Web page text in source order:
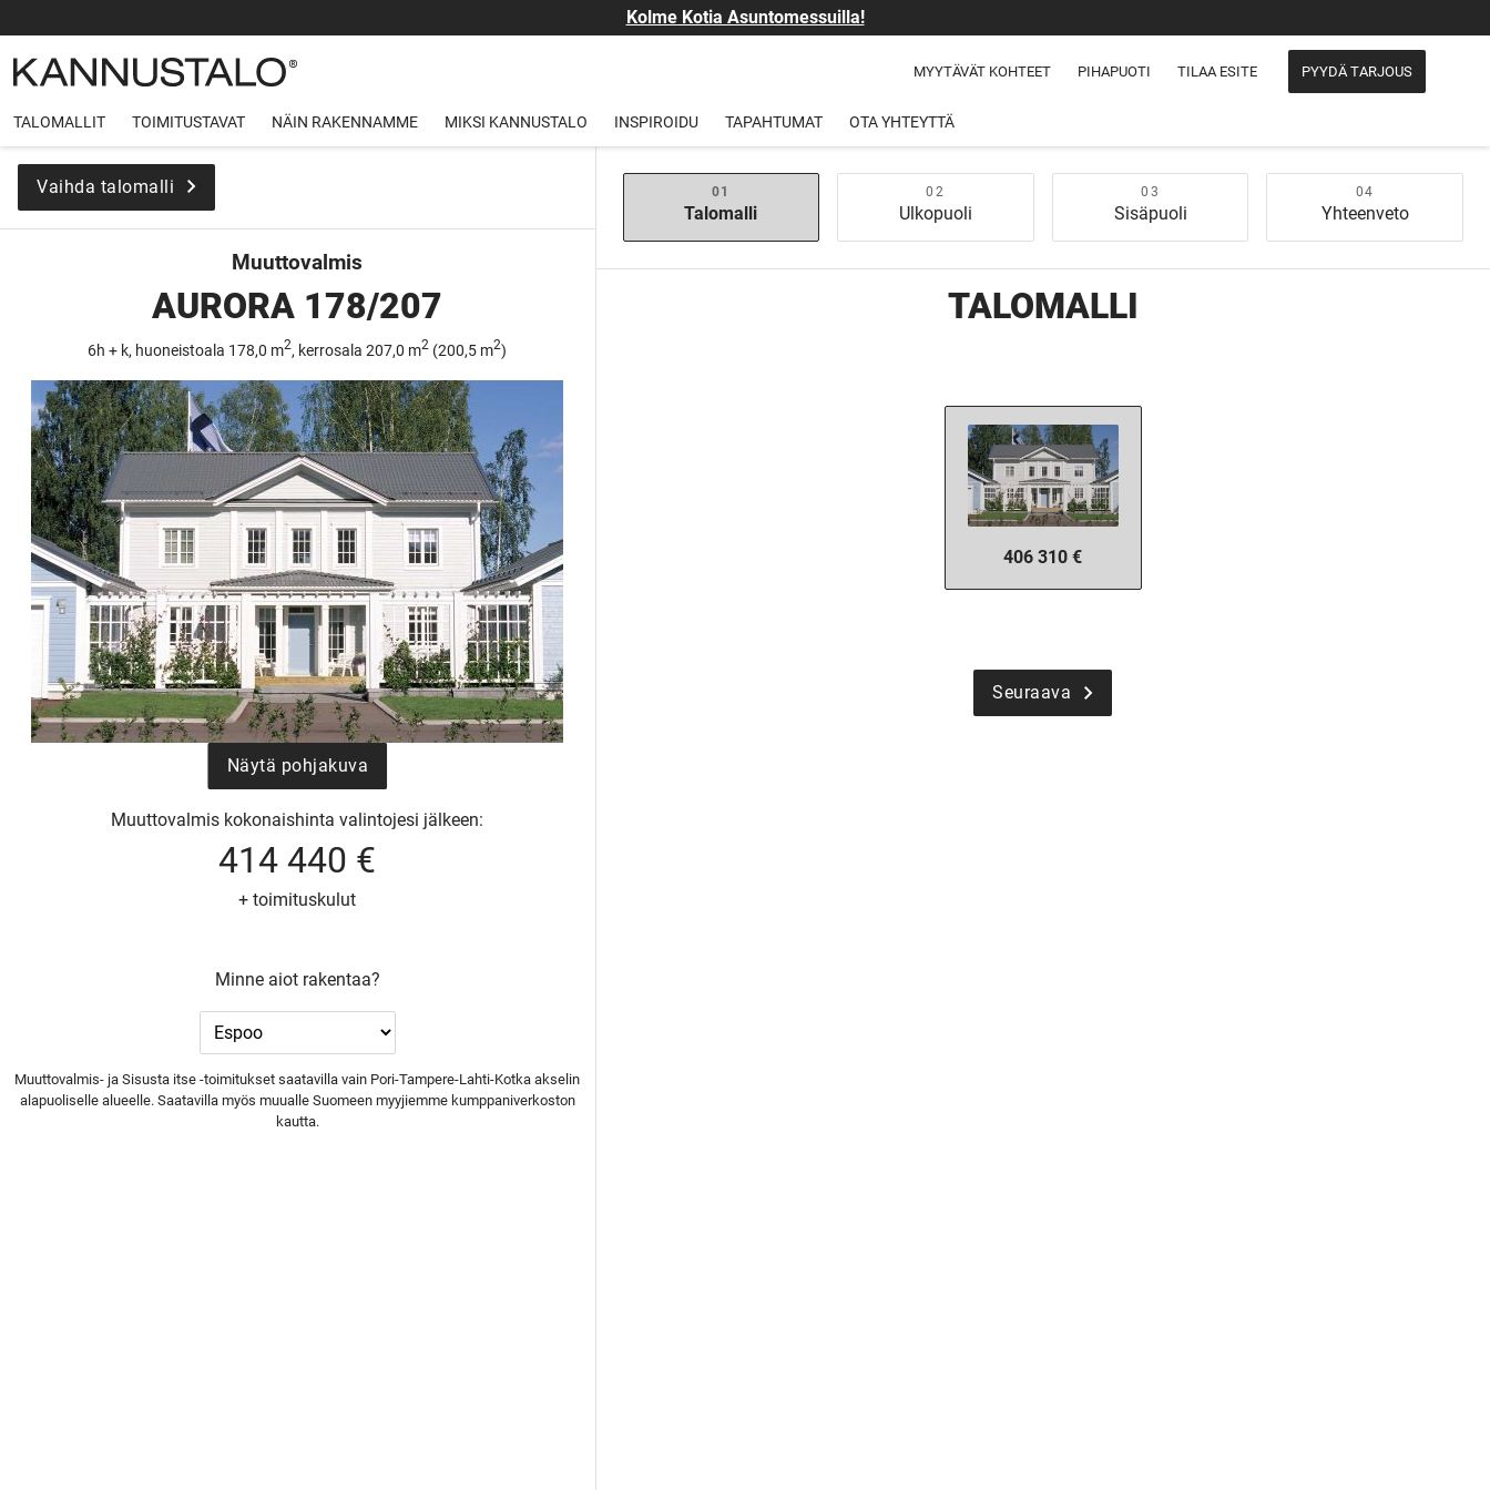
Kolme Kotia Asuntomessuilla!
MYYTÄVÄT KOHTEET PIHAPUOTI TILAA ESITE PYYDÄ TARJOUS
TALOMALLIT TOIMITUSTAVAT NÄIN RAKENNAMME MIKSI KANNUSTALO INSPIROIDU TAPAHTUMAT OTA YHTEYTTÄ
Vaihda talomalli
Muuttovalmis
AURORA 178/207
6h + k, huoneistoala 178,0 m2, kerrosala 207,0 m2 (200,5 m2)
Näytä pohjakuva
Muuttovalmis kokonaishinta valintojesi jälkeen:
414 440 €
+ toimituskulut
Minne aiot rakentaa?
Muuttovalmis- ja Sisusta itse -toimitukset saatavilla vain Pori-Tampere-Lahti-Kotka akselin
alapuoliselle alueelle. Saatavilla myös muualle Suomeen myyjiemme kumppaniverkoston
kautta.
Talomalli Ulkopuoli Sisäpuoli Yhteenveto
TALOMALLI
406 310 €
Seuraava